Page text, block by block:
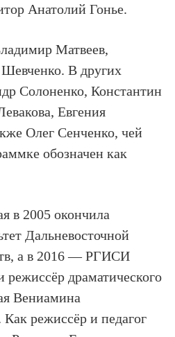
Анатолий Гонье.
Матвеев,
В других
Солоненко, Константин
Евгения
Олег Сенченко, чей
обозначен как
в 2005 окончила
Дальневосточной
а в 2016 — РГИСИ
режиссёр драматического
Вениамина
режиссёр и педагог